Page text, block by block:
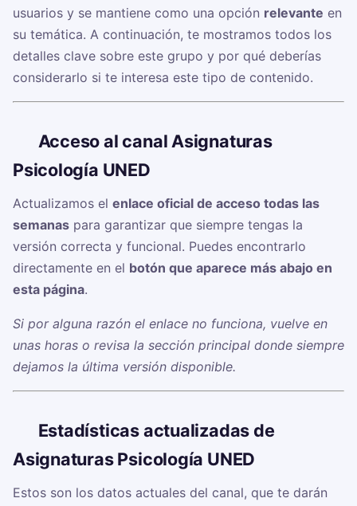
usuarios y se mantiene como una opción relevante en
su temática. A continuación, te mostramos todos los
detalles clave sobre este grupo y por qué deberías
considerarlo si te interesa este tipo de contenido.
Acceso al canal Asignaturas
Psicología UNED
Actualizamos el enlace oficial de acceso todas las
semanas para garantizar que siempre tengas la
versión correcta y funcional. Puedes encontrarlo
directamente en el botón que aparece más abajo en
esta página.
Si por alguna razón el enlace no funciona, vuelve en
unas horas o revisa la sección principal donde siempre
dejamos la última versión disponible.
Estadísticas actualizadas de
Asignaturas Psicología UNED
Estos son los datos actuales del canal, que te darán